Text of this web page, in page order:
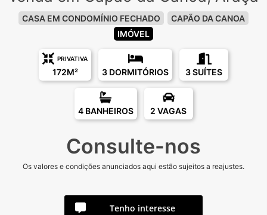
CASA EM CONDOMÍNIO FECHADO
CAPÃO DA CANOA
IMÓVEL
PRIVATIVA
172M² 3 DORMITÓRIOS 3 SUÍTES
4 BANHEIROS 2 VAGAS
Consulte-nos
Os valores e condições anunciados aqui estão sujeitos a reajustes.
Tenho interesse